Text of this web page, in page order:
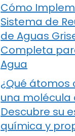
Cómo
Sistema de
de Aguas
Completa
Agua
¿Qué átomos
una molécula
Descubre su
química y